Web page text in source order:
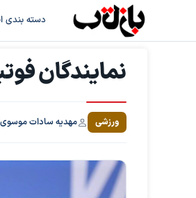
دسته بندی
نمایندگان
ورزشی مهدیه سادات موسوی